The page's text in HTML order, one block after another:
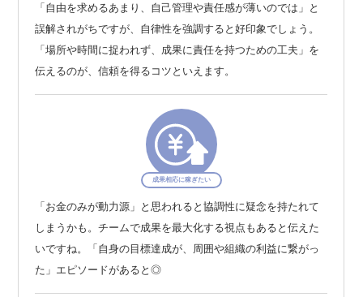
「自由を求めるあまり、自己管理や責任感が薄いのでは」と
誤解されがちですが、自律性を強調すると好印象でしょう。
「場所や時間に捉われず、成果に責任を持つための工夫」を
伝えるのが、信頼を得るコツといえます。
成果相応に稼ぎたい
「お金のみが動力源」と思われると協調性に疑念を持たれて
しまうかも。チームで成果を最大化する視点もあると伝えた
いですね。「自身の目標達成が、周囲や組織の利益に繋がっ
た」エピソードがあると◎